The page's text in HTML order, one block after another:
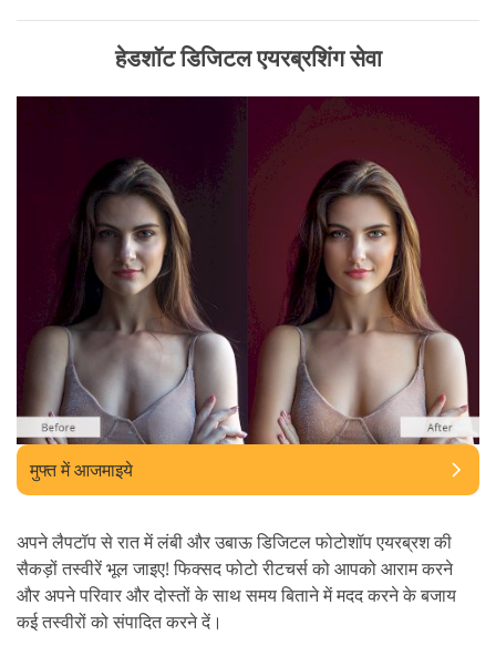
हेडशॉट डिजिटल एयरब्रशिंग सेवा
मुफ्त में आजमाइये
अपने लैपटॉप से रात में लंबी और उबाऊ डिजिटल फोटोशॉप एयरब्रश की
सैकड़ों तस्वीरें भूल जाइए! फिक्सद फोटो रीटचर्स को आपको आराम करने
और अपने परिवार और दोस्तों के साथ समय बिताने में मदद करने के बजाय
कई तस्वीरों को संपादित करने दें।